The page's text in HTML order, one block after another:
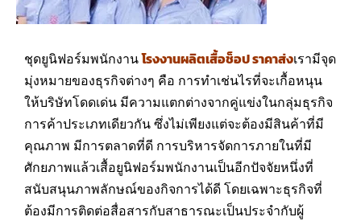
ชุดยูนิฟอร์มพนักงานโรงงานผลิตเสื้อช็อป ราคาส่งเรามีจุด
มุ่งหมายของธุรกิจต่างๆ คือ การทำเช่นไรที่จะเกื้อหนุน
ให้บริษัทโดดเด่น มีความแตกต่างจากคู่แข่งในกลุ่มธุรกิจ
การค้าประเภทเดียวกัน ซึ่งไม่เพียงแต่จะต้องมีสินค้าที่มี
คุณภาพ มีการตลาดที่ดี การบริหารจัดการภายในที่มี
ศักยภาพแล้วเสื้อยูนิฟอร์มพนักงานเป็นอีกปัจจัยหนึ่งที่
สนับสนุนภาพลักษณ์ของกิจการได้ดี โดยเฉพาะธุรกิจที่
ต้องมีการติดต่อสื่อสารกับสาธารณะเป็นประจำกับผู้